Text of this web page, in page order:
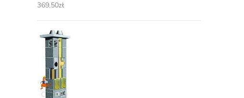
369,50zł